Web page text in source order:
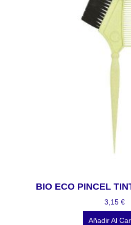
BIO ECO PINCEL
3,15 €
Añadir Al